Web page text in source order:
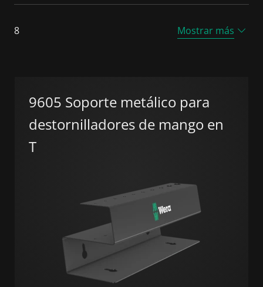
8 Mostrar más
9605 Soporte metálico para
destornilladores de mango en
T